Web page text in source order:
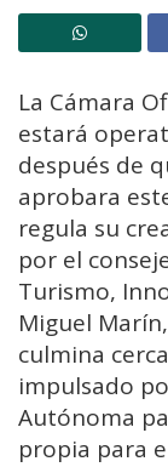
La Cámara
estará
después de
aprobara
regula su
por el
Turismo,
Miguel
culmina
impulsado
Autónoma
propia para